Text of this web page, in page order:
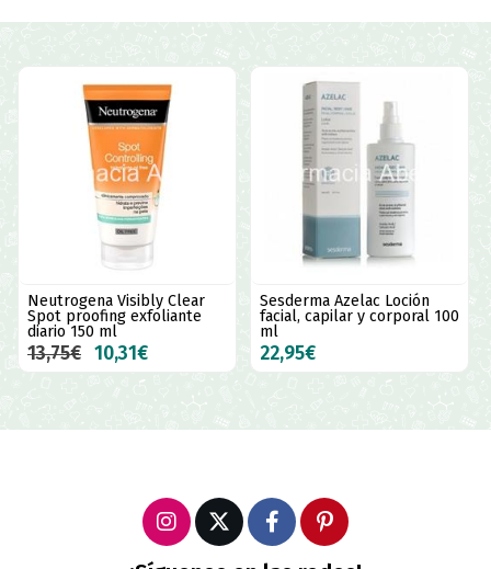
Neutrogena Visibly Clear
Spot proofing exfoliante
diario 150 ml
13,75€ 10,31€
Sesderma Azelac Loción
facial, capilar y corporal 100
ml
22,95€